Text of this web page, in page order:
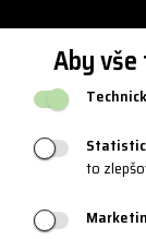
Aby
to